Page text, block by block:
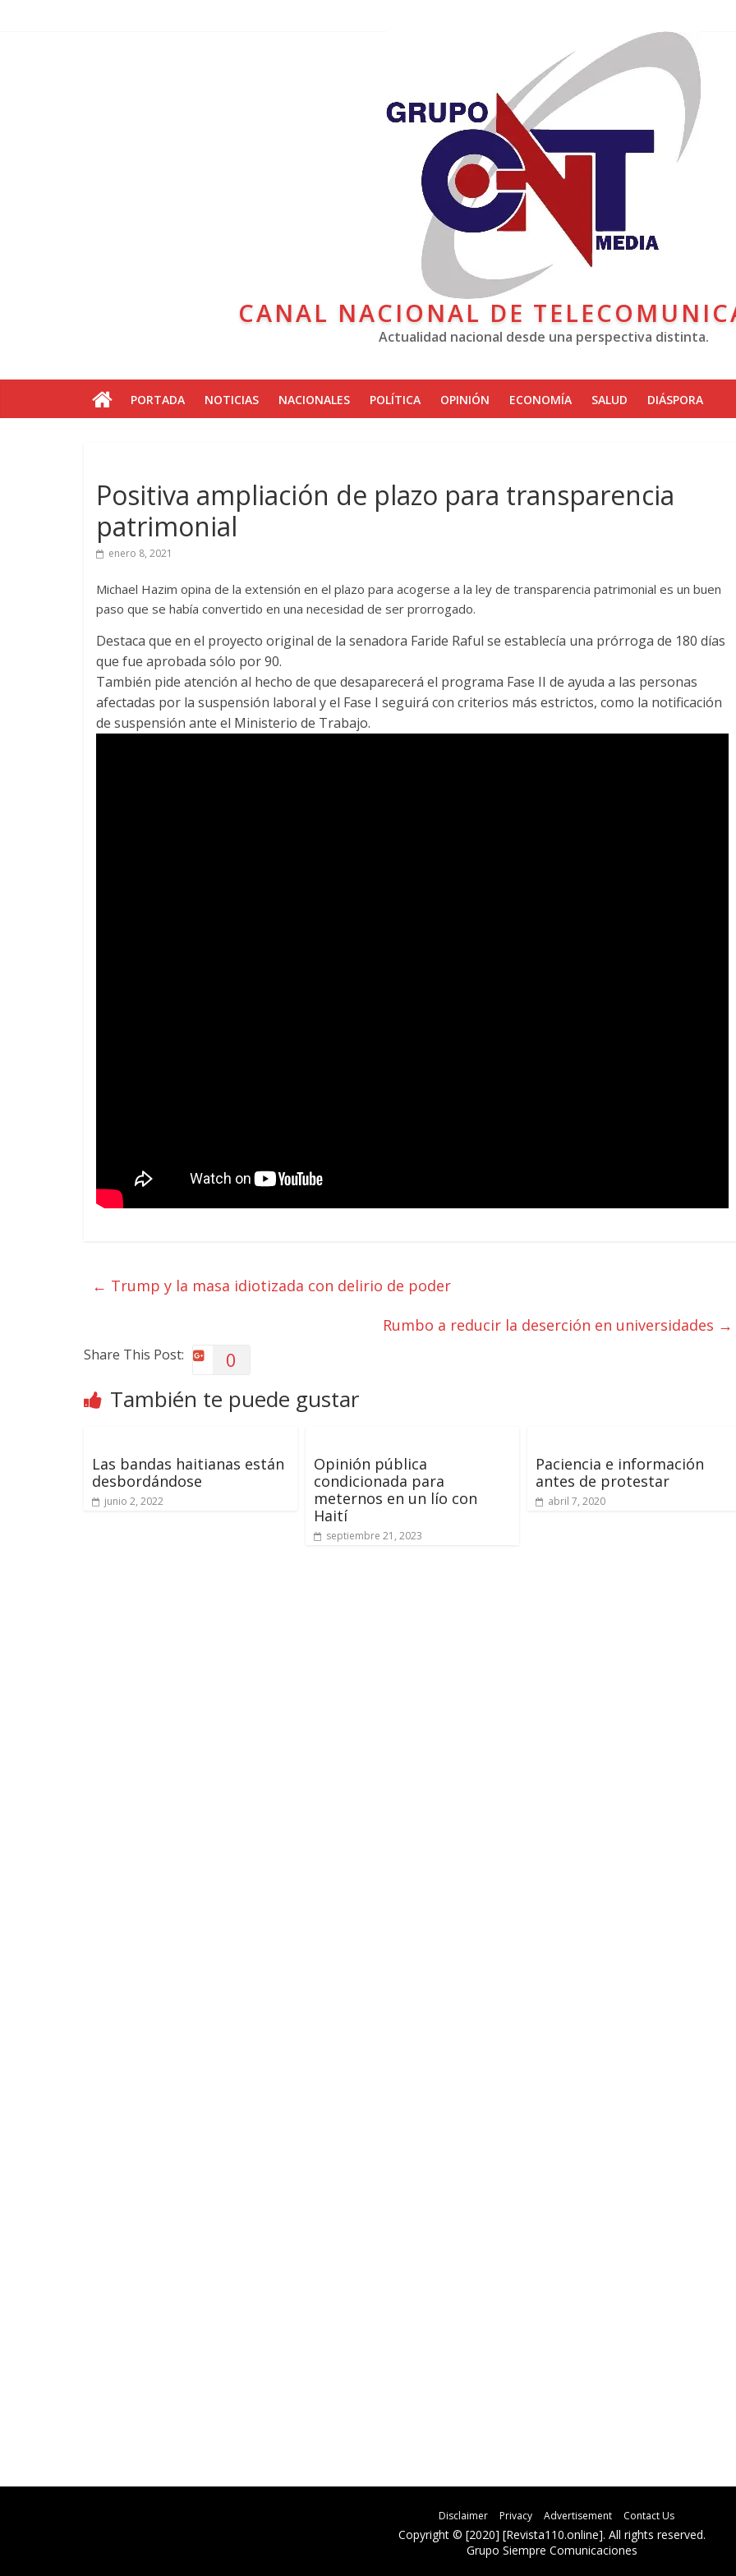
CANAL NACIONAL DE
Actualidad nacional desde una perspectiva distinta.
PORTADA NOTICIAS NACIONALES POLÍTICA OPINIÓN ECONOMÍA SALUD DIÁSPORA
Positiva ampliación de plazo para transparencia
patrimonial
enero 8, 2021
Michael Hazim opina de la extensión en el plazo para acogerse a la ley de transparencia patrimonial es un buen
paso que se había convertido en una necesidad de ser prorrogado.
Destaca que en el proyecto original de la senadora Faride Raful se establecía una prórroga de 180 días
que fue aprobada sólo por 90.
También pide atención al hecho de que desaparecerá el programa Fase II de ayuda a las personas
afectadas por la suspensión laboral y el Fase I seguirá con criterios más estrictos, como la notificación
de suspensión ante el Ministerio de Trabajo.
← Trump y la masa idiotizada con delirio de poder
Rumbo a reducir la deserción en universidades →
Share This Post: 0
También te puede gustar
Las bandas haitianas están
desbordándose
junio 2, 2022
Opinión pública
condicionada para
meternos en un lío con
Haití
septiembre 21, 2023
Paciencia e información
antes de protestar
abril 7, 2020
Disclaimer Privacy Advertisement Contact Us
Copyright © [2020] [Revista110.online]. All rights reserved.
Grupo Siempre Comunicaciones